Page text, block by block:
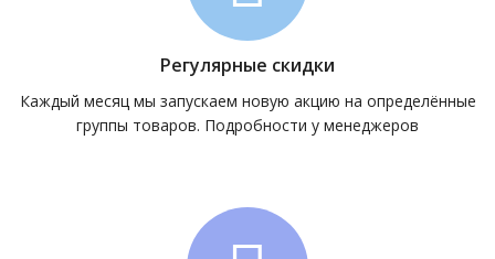
Регулярные скидки
Каждый месяц мы запускаем новую акцию на определённые
группы товаров. Подробности у менеджеров